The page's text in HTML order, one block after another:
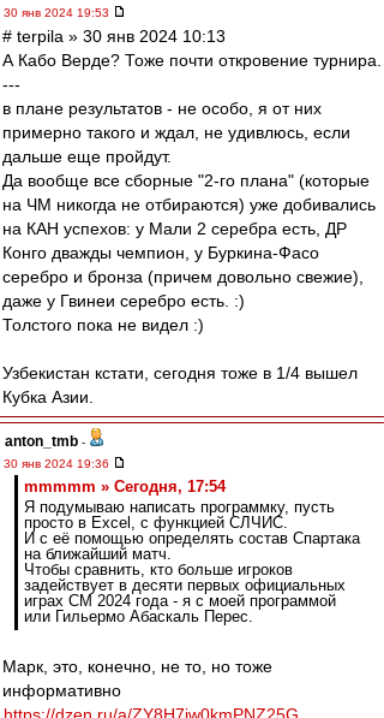
30 янв 2024 19:53
# terpila » 30 янв 2024 10:13
А Кабо Верде? Тоже почти откровение турнира.
---
в плане результатов - не особо, я от них
примерно такого и ждал, не удивлюсь, если
дальше еще пройдут.
Да вообще все сборные "2-го плана" (которые
на ЧМ никогда не отбираются) уже добивались
на КАН успехов: у Мали 2 серебра есть, ДР
Конго дважды чемпион, у Буркина-Фасо
серебро и бронза (причем довольно свежие),
даже у Гвинеи серебро есть. :)
Толстого пока не видел :)
Узбекистан кстати, сегодня тоже в 1/4 вышел
Кубка Азии.
anton_tmb -
30 янв 2024 19:36
mmmmm » Сегодня, 17:54
Я подумываю написать программку, пусть
просто в Excel, с функцией СЛЧИС.
И с её помощью определять состав Спартака
на ближайший матч.
Чтобы сравнить, кто больше игроков
задействует в десяти первых официальных
играх СМ 2024 года - я с моей программой
или Гильермо Абаскаль Перес.
Марк, это, конечно, не то, но тоже
информативно